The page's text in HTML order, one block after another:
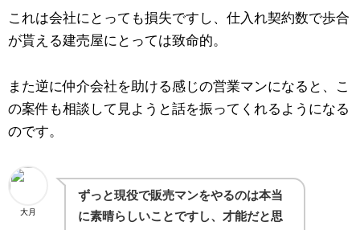
これは会社にとっても損失ですし、仕入れ契約数で歩合
が貰える建売屋にとっては致命的。
また逆に仲介会社を助ける感じの営業マンになると、こ
の案件も相談して見ようと話を振ってくれるようになる
のです。
大月
ずっと現役で販売マンをやるのは本当
に素晴らしいことですし、才能だと思